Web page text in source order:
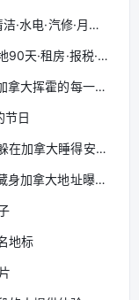
类索引与发帖规范（收藏帖）
·就医·找工作 — 一帖收藏
一分钱都写着“人血”
节日
拿大睡得安稳吗？
恳请正义之士助力上门！
地标